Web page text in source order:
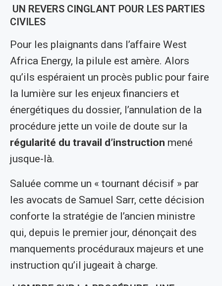
UN REVERS CINGLANT POUR LES PARTIES
CIVILES
Pour les plaignants dans l’affaire West
Africa Energy, la pilule est amère. Alors
qu’ils espéraient un procès public pour faire
la lumière sur les enjeux financiers et
énergétiques du dossier, l’annulation de la
procédure jette un voile de doute sur la
régularité du travail d’instruction mené
jusque-là.
Saluée comme un « tournant décisif » par
les avocats de Samuel Sarr, cette décision
conforte la stratégie de l’ancien ministre
qui, depuis le premier jour, dénonçait des
manquements procéduraux majeurs et une
instruction qu’il jugeait à charge.